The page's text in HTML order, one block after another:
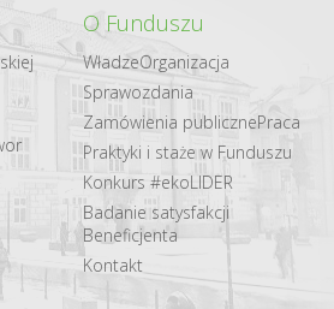
O Funduszu
WładzeOrganizacja
Sprawozdania
Zamówienia publicznePraca
Praktyki i staże w Funduszu
Konkurs #ekoLIDER
Badanie satysfakcji
Beneficjenta
Kontakt